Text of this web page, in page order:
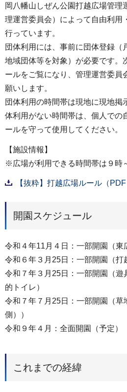
岡八幡山しぜん公園打越広場管理
理運営委員会）によって自由利用
行っています。
団体利用には、事前に団体登録（
地域団体等を対象）が必要です。
ールをご覧になり、管理運営委員
願いします。
団体利用の時間帯は現地に現地掲
体利用がない時間帯は、個人での
ールを守って使用してください。
【施設情報】
※広場が利用できる時間帯は９時
【抜粋】打越広場ルール（PDF
開園スケジュール
令和４年11月４日：一部開園（東
令和６年３月25日：一部開園（打
令和７年３月25日：一部開園（遊
的トイレ）
令和７年７月25日：一部開園（草
側））
令和９年４月：全面開園（予定）
これまでの経緯